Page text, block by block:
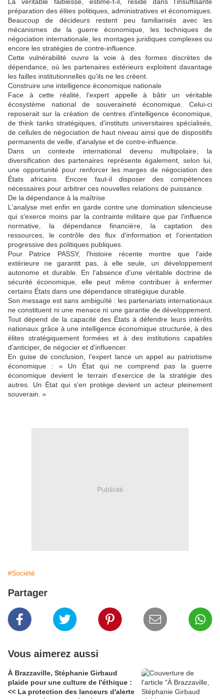
préparation des élites politiques, administratives et économiques.
Beaucoup de décideurs restent peu familiarisés avec les
mécanismes de la guerre économique, les techniques de
négociation internationale, les montages juridiques complexes ou
encore les stratégies de contre-influence.
Cette vulnérabilité ouvre la voie à des formes discrètes de
dépendance, où les partenaires extérieurs exploitent davantage
les failles institutionnelles qu'ils ne les créent.
Construire une intelligence économique nationale
Face à cette réalité, l'expert appelle à bâtir un véritable
écosystème national de souveraineté économique. Celui-ci
reposerait sur la création de centres d'intelligence économique,
de think tanks stratégiques, d'instituts universitaires spécialisés,
de cellules de négociation de haut niveau ainsi que de dispositifs
permanents de veille, d'analyse et de contre-influence.
Dans un contexte international devenu multipolaire, la
diversification des partenaires représente également, selon lui,
une opportunité pour renforcer les marges de négociation des
États africains. Encore faut-il disposer des compétences
nécessaires pour arbitrer ces nouvelles relations de puissance.
De la dépendance à la maîtrise
L'analyse met enfin en garde contre une domination silencieuse
qui s'exerce moins par la contrainte militaire que par l'influence
normative, la dépendance financière, la captation des
ressources, le contrôle des flux d'information et l'orientation
progressive des politiques publiques.
Pour Patrice PASSY, l'histoire récente montre que l'aide
extérieure ne garantit pas, à elle seule, un développement
autonome et durable. En l'absence d'une véritable doctrine de
sécurité économique, elle peut même contribuer à enfermer
certains États dans une dépendance stratégique durable.
Son message est sans ambiguïté : les partenariats internationaux
ne constituent ni une menace ni une garantie de développement.
Tout dépend de la capacité des États à défendre leurs intérêts
nationaux grâce à une intelligence économique structurée, à des
élites stratégiquement formées et à des institutions capables
d'anticiper, de négocier et d'influencer.
En guise de conclusion, l'expert lance un appel au patriotisme
économique : « Un État qui ne comprend pas la guerre
économique devient le terrain d'exercice de la stratégie des
autres. Un État qui s'en protège devient un acteur pleinement
souverain. »
Publicité
#Société
Partager
Vous aimerez aussi
À Brazzaville, Stéphanie Girbaud
plaide pour une culture de l'éthique :
<< La protection des lanceurs d'alerte